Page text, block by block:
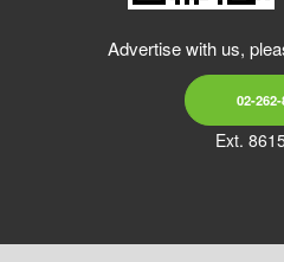
Advertise with us,
02-
Ext.